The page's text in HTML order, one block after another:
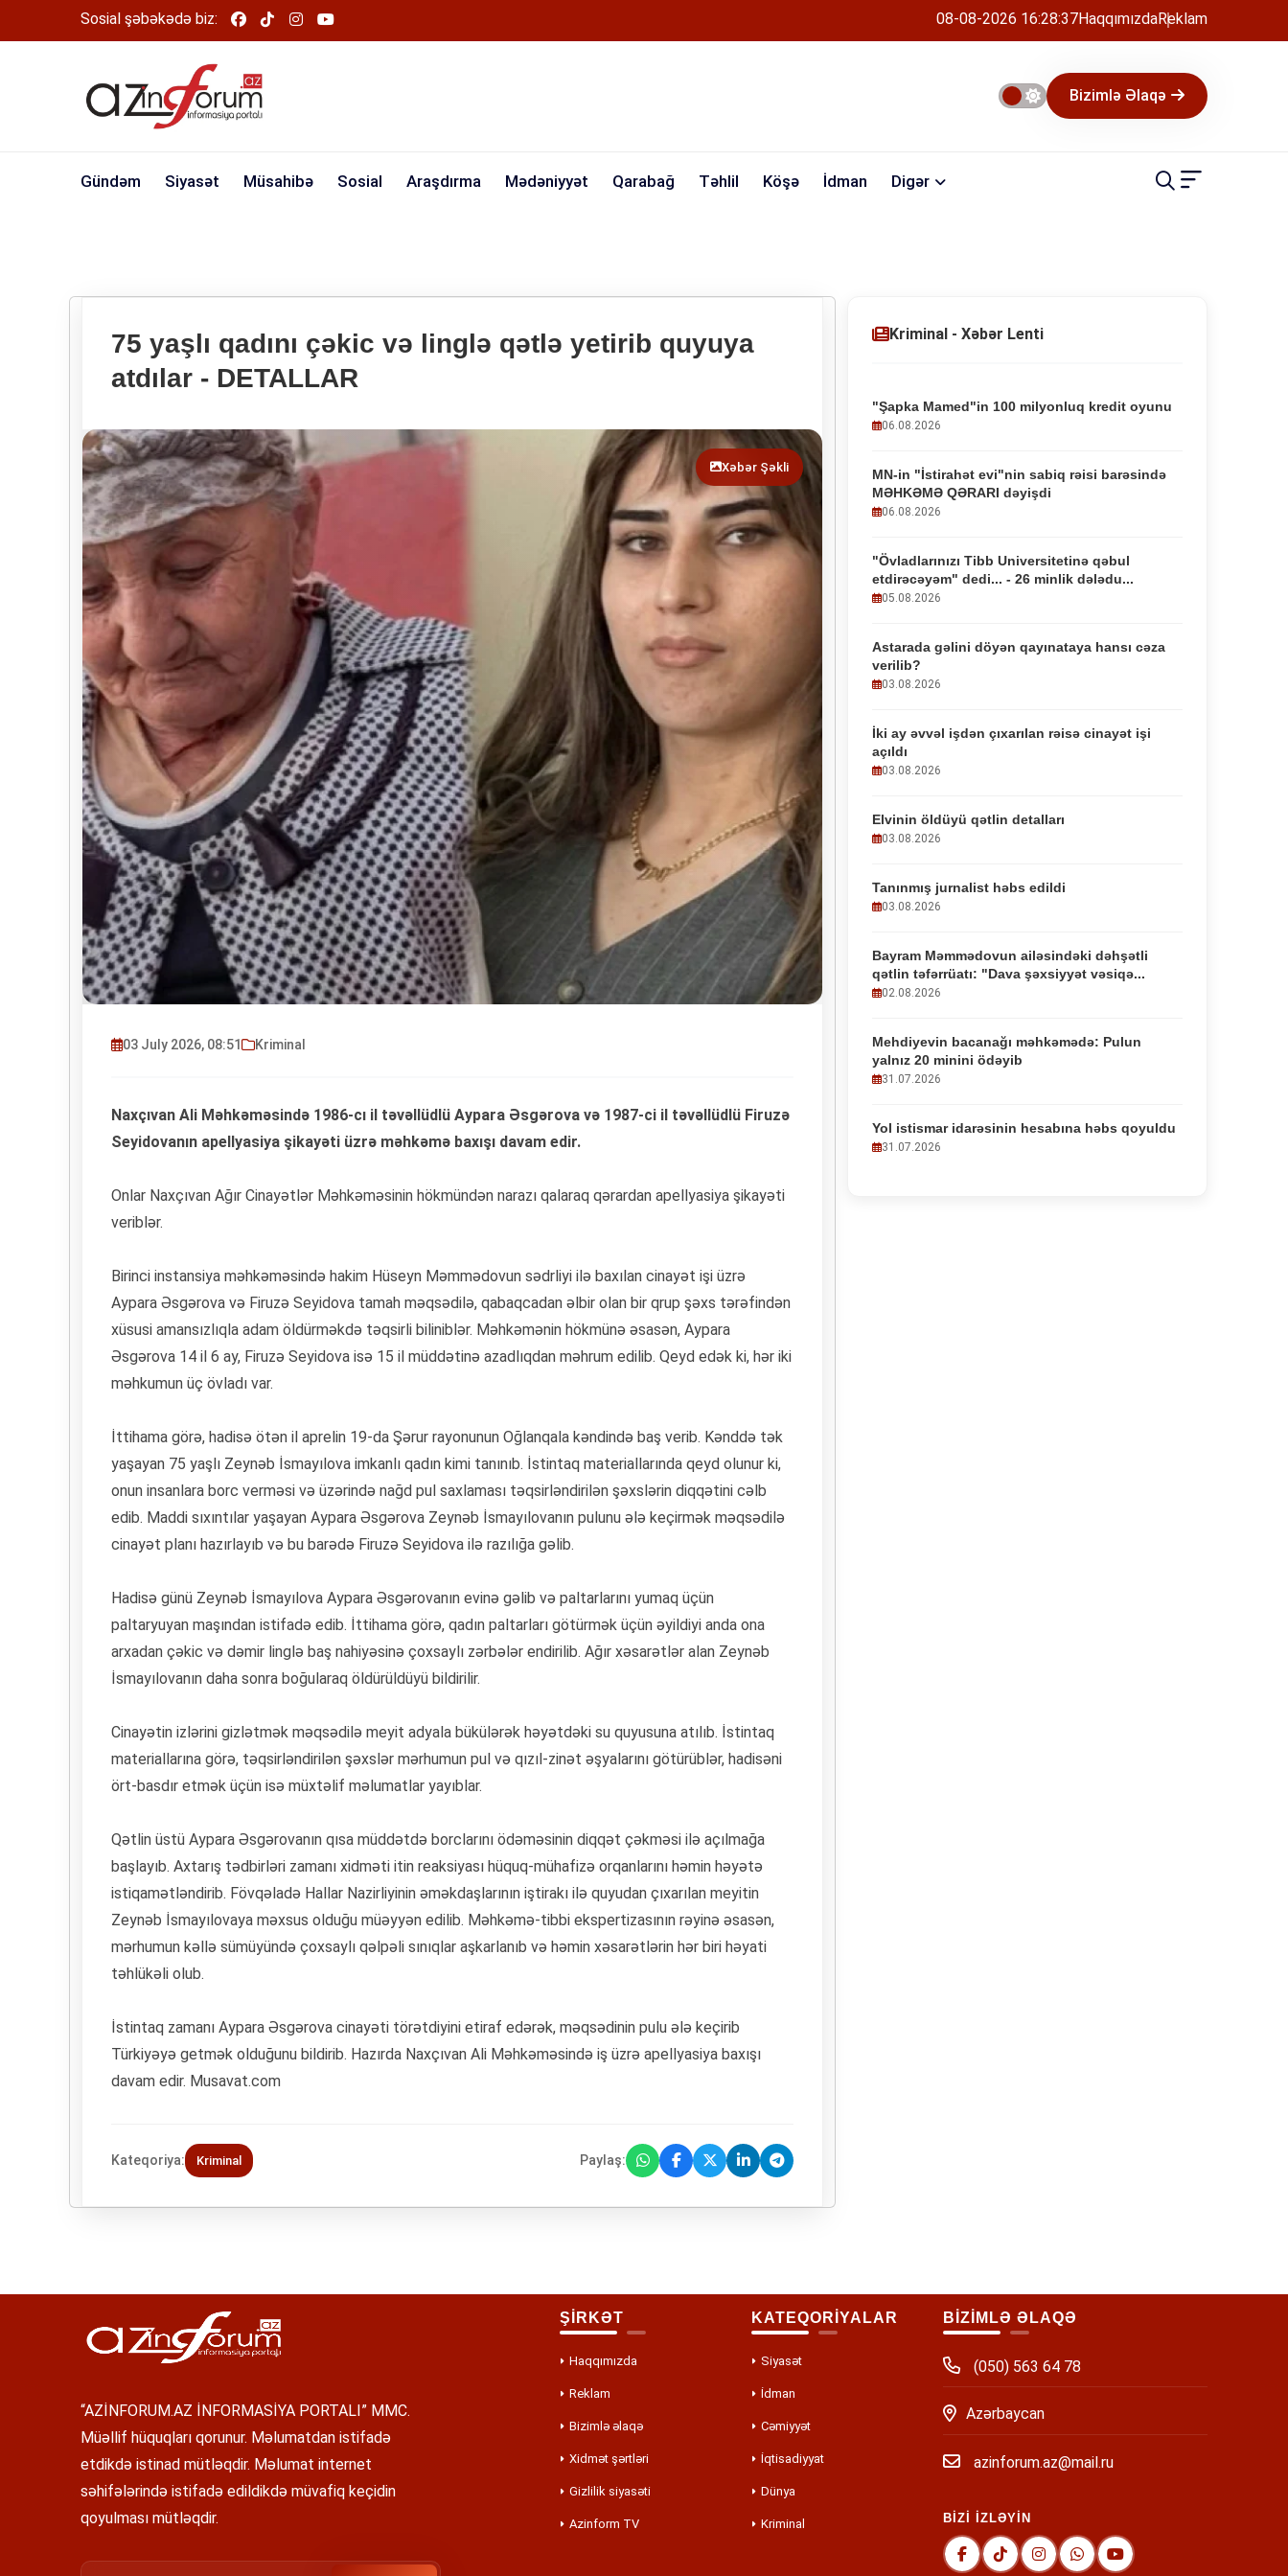
Sosial şəbəkədə biz: 08-08-2026 16:28:38HaqqımızdaReklam
Bizimlə Əlaqə
Gündəm Siyasət Müsahibə Sosial Araşdırma Mədəniyyət Qarabağ Təhlil Köşə İdman Digər
75 yaşlı qadını çəkic və linglə qətlə yetirib quyuya
atdılar - DETALLAR
Xəbər Şəkli
03 July 2026, 08:51 Kriminal
Naxçıvan Ali Məhkəməsində 1986-cı il təvəllüdlü Aypara Əsgərova və 1987-ci il təvəllüdlü Firuzə
Seyidovanın apellyasiya şikayəti üzrə məhkəmə baxışı davam edir.
Onlar Naxçıvan Ağır Cinayətlər Məhkəməsinin hökmündən narazı qalaraq qərardan apellyasiya şikayəti
veriblər.
Birinci instansiya məhkəməsində hakim Hüseyn Məmmədovun sədrliyi ilə baxılan cinayət işi üzrə
Aypara Əsgərova və Firuzə Seyidova tamah məqsədilə, qabaqcadan əlbir olan bir qrup şəxs tərəfindən
xüsusi amansızlıqla adam öldürməkdə təqsirli biliniblər. Məhkəmənin hökmünə əsasən, Aypara
Əsgərova 14 il 6 ay, Firuzə Seyidova isə 15 il müddətinə azadlıqdan məhrum edilib. Qeyd edək ki, hər iki
məhkumun üç övladı var.
İttihama görə, hadisə ötən il aprelin 19-da Şərur rayonunun Oğlanqala kəndində baş verib. Kənddə tək
yaşayan 75 yaşlı Zeynəb İsmayılova imkanlı qadın kimi tanınıb. İstintaq materiallarında qeyd olunur ki,
onun insanlara borc verməsi və üzərində nağd pul saxlaması təqsirləndirilən şəxslərin diqqətini cəlb
edib. Maddi sıxıntılar yaşayan Aypara Əsgərova Zeynəb İsmayılovanın pulunu ələ keçirmək məqsədilə
cinayət planı hazırlayıb və bu barədə Firuzə Seyidova ilə razılığa gəlib.
Hadisə günü Zeynəb İsmayılova Aypara Əsgərovanın evinə gəlib və paltarlarını yumaq üçün
paltaryuyan maşından istifadə edib. İttihama görə, qadın paltarları götürmək üçün əyildiyi anda ona
arxadan çəkic və dəmir linglə baş nahiyəsinə çoxsaylı zərbələr endirilib. Ağır xəsarətlər alan Zeynəb
İsmayılovanın daha sonra boğularaq öldürüldüyü bildirilir.
Cinayətin izlərini gizlətmək məqsədilə meyit adyala bükülərək həyətdəki su quyusuna atılıb. İstintaq
materiallarına görə, təqsirləndirilən şəxslər mərhumun pul və qızıl-zinət əşyalarını götürüblər, hadisəni
ört-basdır etmək üçün isə müxtəlif məlumatlar yayıblar.
Qətlin üstü Aypara Əsgərovanın qısa müddətdə borclarını ödəməsinin diqqət çəkməsi ilə açılmağa
başlayıb. Axtarış tədbirləri zamanı xidməti itin reaksiyası hüquq-mühafizə orqanlarını həmin həyətə
istiqamətləndirib. Fövqəladə Hallar Nazirliyinin əməkdaşlarının iştirakı ilə quyudan çıxarılan meyitin
Zeynəb İsmayılovaya məxsus olduğu müəyyən edilib. Məhkəmə-tibbi ekspertizasının rəyinə əsasən,
mərhumun kəllə sümüyündə çoxsaylı qəlpəli sınıqlar aşkarlanıb və həmin xəsarətlərin hər biri həyati
təhlükəli olub.
İstintaq zamanı Aypara Əsgərova cinayəti törətdiyini etiraf edərək, məqsədinin pulu ələ keçirib
Türkiyəyə getmək olduğunu bildirib. Hazırda Naxçıvan Ali Məhkəməsində iş üzrə apellyasiya baxışı
davam edir. Musavat.com
Kateqoriya: Kriminal Paylaş:
Kriminal - Xəbər Lenti
"Şapka Mamed"in 100 milyonluq kredit oyunu
06.08.2026
MN-in "İstirahət evi"nin sabiq rəisi barəsində
MƏHKƏMƏ QƏRARI dəyişdi
06.08.2026
"Övladlarınızı Tibb Universitetinə qəbul
etdirəcəyəm" dedi... - 26 minlik dələdu...
05.08.2026
Astarada gəlini döyən qayınataya hansı cəza
verilib?
03.08.2026
İki ay əvvəl işdən çıxarılan rəisə cinayət işi
açıldı
03.08.2026
Elvinin öldüyü qətlin detalları
03.08.2026
Tanınmış jurnalist həbs edildi
03.08.2026
Bayram Məmmədovun ailəsindəki dəhşətli
qətlin təfərrüatı: "Dava şəxsiyyət vəsiqə...
02.08.2026
Mehdiyevin bacanağı məhkəmədə: Pulun
yalnız 20 minini ödəyib
31.07.2026
Yol istismar idarəsinin hesabına həbs qoyuldu
31.07.2026
“AZİNFORUM.AZ İNFORMASİYA PORTALI” MMC.
Müəllif hüquqları qorunur. Məlumatdan istifadə
etdikdə istinad mütləqdir. Məlumat internet
səhifələrində istifadə edildikdə müvafiq keçidin
qoyulması mütləqdir.
ŞİRKƏT
Haqqımızda
Reklam
Bizimlə əlaqə
Xidmət şərtləri
Gizlilik siyasəti
Azinform TV
KATEQORİYALAR
Siyasət
İdman
Cəmiyyət
İqtisadiyyat
Dünya
Kriminal
BİZİMLƏ ƏLAQƏ
(050) 563 64 78
Azərbaycan
azinforum.az@mail.ru
BİZİ İZLƏYİN